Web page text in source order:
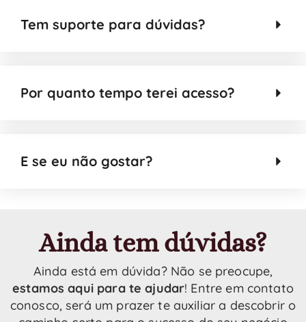
Tem suporte para dúvidas?
Por quanto tempo terei acesso?
E se eu não gostar?
Ainda tem dúvidas?
Ainda está em dúvida? Não se preocupe,
estamos aqui para te ajudar! Entre em contato
conosco, será um prazer te auxiliar a descobrir o